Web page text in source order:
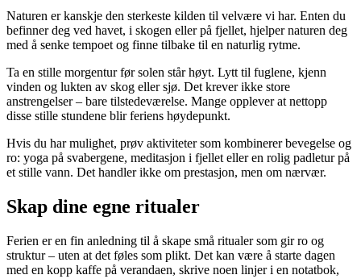
Naturen er kanskje den sterkeste kilden til velvære vi har. Enten du
befinner deg ved havet, i skogen eller på fjellet, hjelper naturen deg
med å senke tempoet og finne tilbake til en naturlig rytme.
Ta en stille morgentur før solen står høyt. Lytt til fuglene, kjenn
vinden og lukten av skog eller sjø. Det krever ikke store
anstrengelser – bare tilstedeværelse. Mange opplever at nettopp
disse stille stundene blir feriens høydepunkt.
Hvis du har mulighet, prøv aktiviteter som kombinerer bevegelse og
ro: yoga på svabergene, meditasjon i fjellet eller en rolig padletur på
et stille vann. Det handler ikke om prestasjon, men om nærvær.
Skap dine egne ritualer
Ferien er en fin anledning til å skape små ritualer som gir ro og
struktur – uten at det føles som plikt. Det kan være å starte dagen
med en kopp kaffe på verandaen, skrive noen linjer i en notatbok,